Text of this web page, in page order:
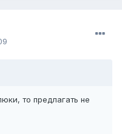
то предлагать не